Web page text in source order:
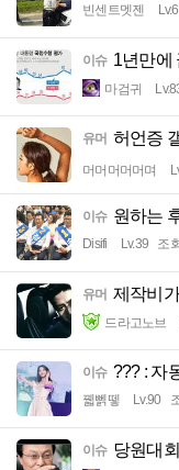
빈센트멧젠
이슈 1년만에
마검귀
유머 허언증
머머머머머며
이슈 원하는
Disifi Lv.39 조
유머 제작비
드라고노브
이슈 ??? : 자
꿻뻵뗗 Lv.90
이슈 당원대